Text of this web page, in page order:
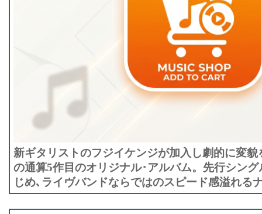
新ギタリストのフジイケンジが加入し劇的に変
の通算5作目のオリジナル･アルバム。先行シン
じめ､ライヴバンドならではのスピード感溢れる